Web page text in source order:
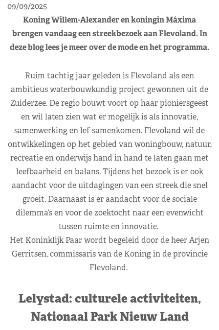
09/09/2025
Koning Willem-Alexander en koningin Máxima
brengen vandaag een streekbezoek aan Flevoland. In
deze blog lees je meer over de mode en het programma.
Ruim tachtig jaar geleden is Flevoland als een
ambitieus waterbouwkundig project gewonnen uit de
Zuiderzee. De regio bouwt voort op haar pioniersgeest
en wil laten zien wat er mogelijk is als innovatie,
samenwerking en lef samenkomen. Flevoland wil de
ontwikkelingen op het gebied van woningbouw, natuur,
recreatie en onderwijs hand in hand te laten gaan met
leefbaarheid en balans. Tijdens het bezoek is er ook
aandacht voor de uitdagingen van een streek die snel
groeit. Daarnaast is er aandacht voor de sociale
dilemma’s en voor de zoektocht naar een evenwicht
tussen ruimte en innovatie.
Het Koninklijk Paar wordt begeleid door de heer Arjen
Gerritsen, commissaris van de Koning in de provincie
Flevoland.
Lelystad: culturele activiteiten,
Nationaal Park Nieuw Land